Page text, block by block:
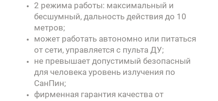
2 режима работы: максимальный и
бесшумный, дальность действия до 10
метров;
может работать автономно или питаться
от сети, управляется с пульта ДУ;
не превышает допустимый безопасный
для человека уровень излучения по
СанПин;
фирменная гарантия качества от